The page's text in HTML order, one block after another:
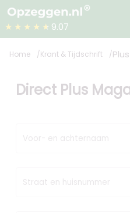
★★★★★ 9.07
Home Krant & Tijdschrift
Direct Plus
Voor- en achternaam
Straat en huisnummer